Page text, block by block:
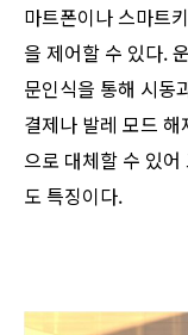
마트폰이나 스마트
을 제어할 수 있다.
문인식을 통해 시동
결제나 발레 모드
으로 대체할 수 있
도 특징이다.